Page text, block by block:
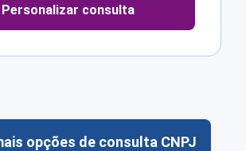
Personalizar consulta
opções de consulta CNPJ